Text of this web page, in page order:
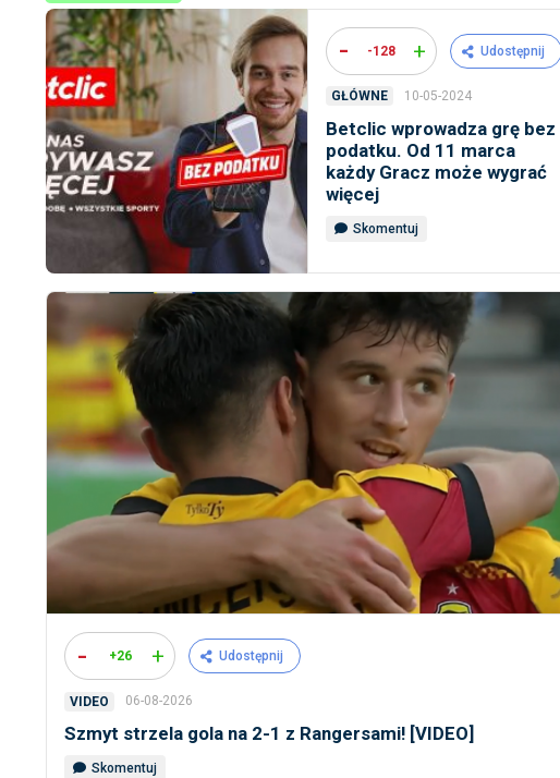
- -128 + Udostępnij
GŁÓWNE 10-05-2024
Betclic wprowadza grę bez
podatku. Od 11 marca
każdy Gracz może wygrać
więcej
Skomentuj
- +26 + Udostępnij
VIDEO 06-08-2026
Szmyt strzela gola na 2-1 z Rangersami! [VIDEO]
Skomentuj